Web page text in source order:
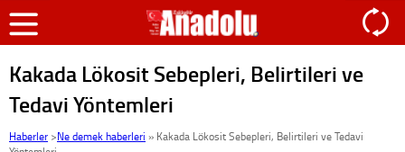
Kakada Lökosit Sebepleri, Belirtileri ve
Tedavi Yöntemleri
Haberler >Ne demek haberleri » Kakada Lökosit Sebepleri, Belirtileri ve Tedavi